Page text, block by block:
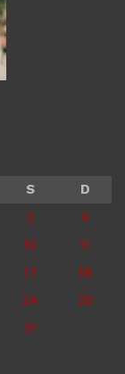
S
D
3
4
10
11
17
18
24
25
31